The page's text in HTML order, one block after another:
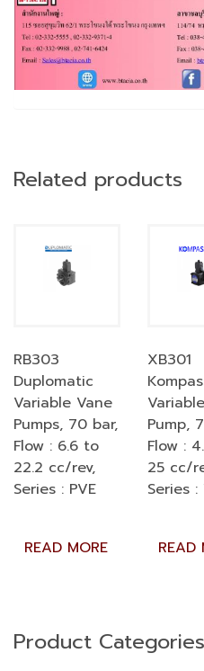
Related products
RB303
Duplomatic
Variable Vane
Pumps, 70 bar,
Flow : 6.6 to
22.2 cc/rev,
Series : PVE
READ MORE
XB301
Pump,
Flow :
25 cc/
Series :
READ
Product Categories